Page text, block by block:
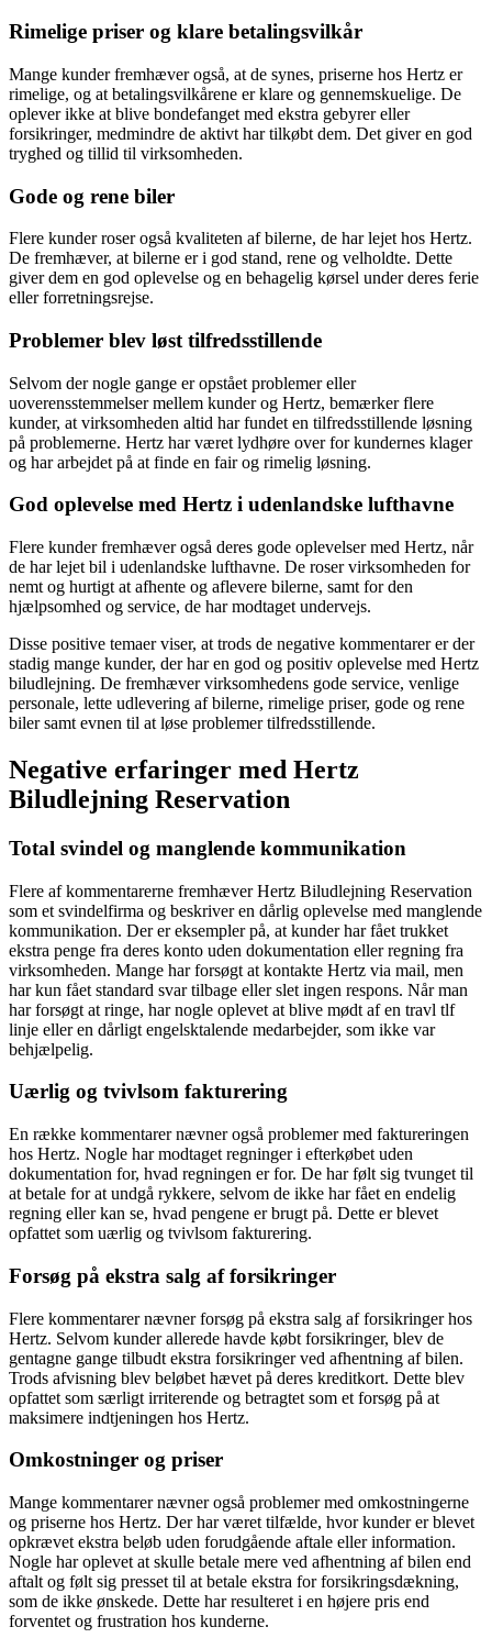
Rimelige priser og klare betalingsvilkår
Mange kunder fremhæver også, at de synes, priserne hos Hertz er
rimelige, og at betalingsvilkårene er klare og gennemskuelige. De
oplever ikke at blive bondefanget med ekstra gebyrer eller
forsikringer, medmindre de aktivt har tilkøbt dem. Det giver en god
tryghed og tillid til virksomheden.
Gode og rene biler
Flere kunder roser også kvaliteten af bilerne, de har lejet hos Hertz.
De fremhæver, at bilerne er i god stand, rene og velholdte. Dette
giver dem en god oplevelse og en behagelig kørsel under deres ferie
eller forretningsrejse.
Problemer blev løst tilfredsstillende
Selvom der nogle gange er opstået problemer eller
uoverensstemmelser mellem kunder og Hertz, bemærker flere
kunder, at virksomheden altid har fundet en tilfredsstillende løsning
på problemerne. Hertz har været lydhøre over for kundernes klager
og har arbejdet på at finde en fair og rimelig løsning.
God oplevelse med Hertz i udenlandske lufthavne
Flere kunder fremhæver også deres gode oplevelser med Hertz, når
de har lejet bil i udenlandske lufthavne. De roser virksomheden for
nemt og hurtigt at afhente og aflevere bilerne, samt for den
hjælpsomhed og service, de har modtaget undervejs.
Disse positive temaer viser, at trods de negative kommentarer er der
stadig mange kunder, der har en god og positiv oplevelse med Hertz
biludlejning. De fremhæver virksomhedens gode service, venlige
personale, lette udlevering af bilerne, rimelige priser, gode og rene
biler samt evnen til at løse problemer tilfredsstillende.
Negative erfaringer med Hertz
Biludlejning Reservation
Total svindel og manglende kommunikation
Flere af kommentarerne fremhæver Hertz Biludlejning Reservation
som et svindelfirma og beskriver en dårlig oplevelse med manglende
kommunikation. Der er eksempler på, at kunder har fået trukket
ekstra penge fra deres konto uden dokumentation eller regning fra
virksomheden. Mange har forsøgt at kontakte Hertz via mail, men
har kun fået standard svar tilbage eller slet ingen respons. Når man
har forsøgt at ringe, har nogle oplevet at blive mødt af en travl tlf
linje eller en dårligt engelsktalende medarbejder, som ikke var
behjælpelig.
Uærlig og tvivlsom fakturering
En række kommentarer nævner også problemer med faktureringen
hos Hertz. Nogle har modtaget regninger i efterkøbet uden
dokumentation for, hvad regningen er for. De har følt sig tvunget til
at betale for at undgå rykkere, selvom de ikke har fået en endelig
regning eller kan se, hvad pengene er brugt på. Dette er blevet
opfattet som uærlig og tvivlsom fakturering.
Forsøg på ekstra salg af forsikringer
Flere kommentarer nævner forsøg på ekstra salg af forsikringer hos
Hertz. Selvom kunder allerede havde købt forsikringer, blev de
gentagne gange tilbudt ekstra forsikringer ved afhentning af bilen.
Trods afvisning blev beløbet hævet på deres kreditkort. Dette blev
opfattet som særligt irriterende og betragtet som et forsøg på at
maksimere indtjeningen hos Hertz.
Omkostninger og priser
Mange kommentarer nævner også problemer med omkostningerne
og priserne hos Hertz. Der har været tilfælde, hvor kunder er blevet
opkrævet ekstra beløb uden forudgående aftale eller information.
Nogle har oplevet at skulle betale mere ved afhentning af bilen end
aftalt og følt sig presset til at betale ekstra for forsikringsdækning,
som de ikke ønskede. Dette har resulteret i en højere pris end
forventet og frustration hos kunderne.